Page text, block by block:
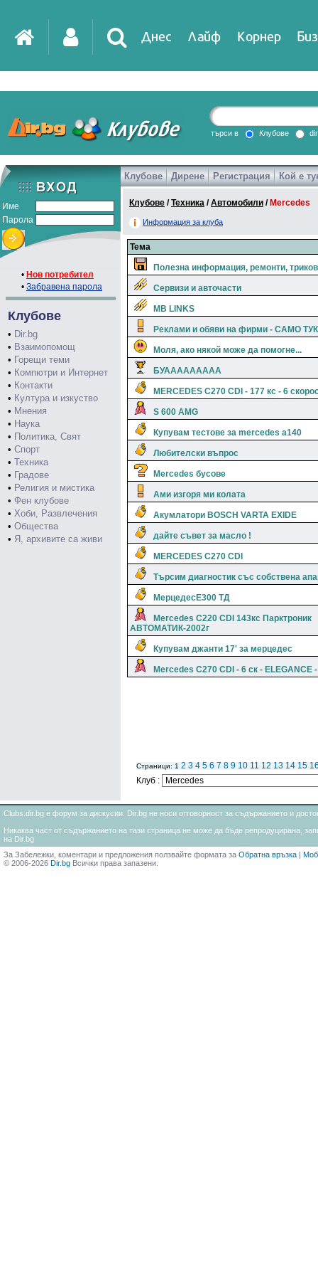
Днес Лайф Корнер
DirTV Impressio
Games
търси в Клубове
Име
Парола
• Нов потребител
• Забравена парола
Клубове
• Dir.bg
• Взаимопомощ
• Горещи теми
• Компютри и Интернет
• Контакти
• Култура и изкуство
• Мнения
• Наука
• Политика, Свят
• Спорт
• Техника
• Градове
• Религия и мистика
• Фен клубове
• Хоби, Развлечения
• Общества
• Я, архивите са живи
Клубове Дирене Регистрация Кой е
Клубове /Техника /Автомобили / Mercedes
Информация за клуба
Тема
Полезна информация, ремонти,
Сервизи и авточасти
МВ LINKS
Реклами и обяви на фирми - САМО
Моля, ако някой може да помогне...
БУААААААААА
MERCEDES C270 CDI - 177 кс - 6
S 600 AMG
Купувам тестове за mercedes a140
Любителски въпрос
Mercedes бусове
Ами изгоря ми колата
Акумлатори BOSCH VARTA EXIDE
дайте съвет за масло !
MERCEDES C270 CDI
Търсим диагностик със собствена
МерцедесЕ300 ТД
Mercedes C220 CDI 143кс Парктроник
АВТОМАТИК-2002г
Купувам джанти 17' за мерцедес
Mercedes C270 CDI - 6 ск - ELEGANCE
Страници: 1 2 3 4 5 6 7 8 9 10 11 12 13 14 15
Клуб :
Clubs.dir.bg е форум за дискусии. Dir.bg не носи отговорност за съдържанието и
Никаква част от съдържанието на тази страница не може да бъде репродуцирана,
на Dir.bg
За Забележки, коментари и предложения ползвайте формата за Обратна връзка |
© 2006-2026 Dir.bg Всички права запазени.